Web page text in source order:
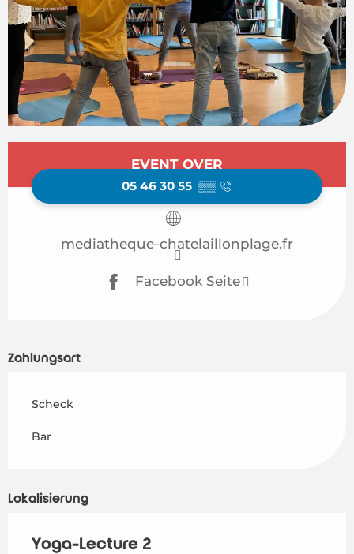
EVENT OVER
05 46 30 55 ▒▒
mediatheque-chatelaillonplage.fr
Facebook Seite
Zahlungsart
Scheck
Bar
Lokalisierung
Yoga-Lecture 2